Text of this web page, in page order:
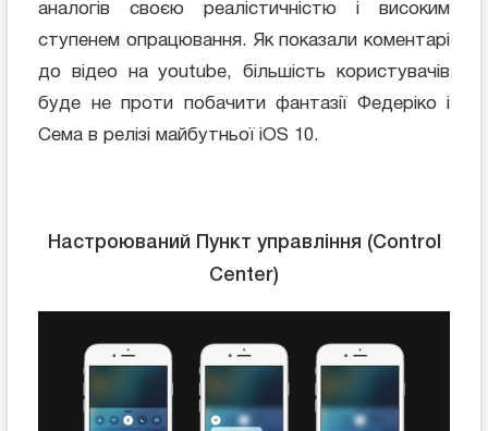
аналогів своєю реалістичністю і високим
ступенем опрацювання. Як показали коментарі
до відео на youtube, більшість користувачів
буде не проти побачити фантазії Федеріко і
Сема в релізі майбутньої iOS 10.
Настроюваний Пункт управління (Control
Center)